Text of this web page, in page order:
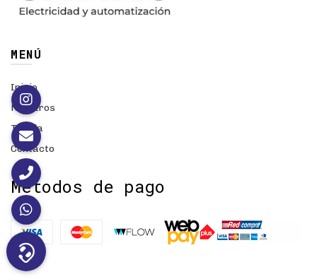
MENÚ
Inicio
Nosotros
Tienda
Contacto
Métodos de pago